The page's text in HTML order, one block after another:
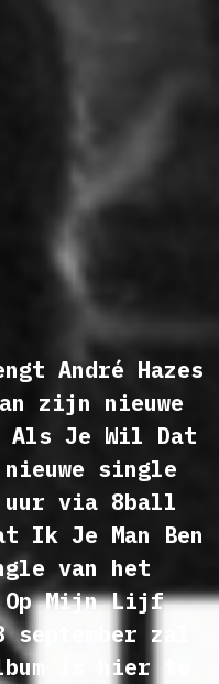
André Hazes
zijn nieuwe
Je Wil Dat
single
uur via 8ball
Ik Je Man Ben
van het
Op Mijn Lijf
september zal
is hier te